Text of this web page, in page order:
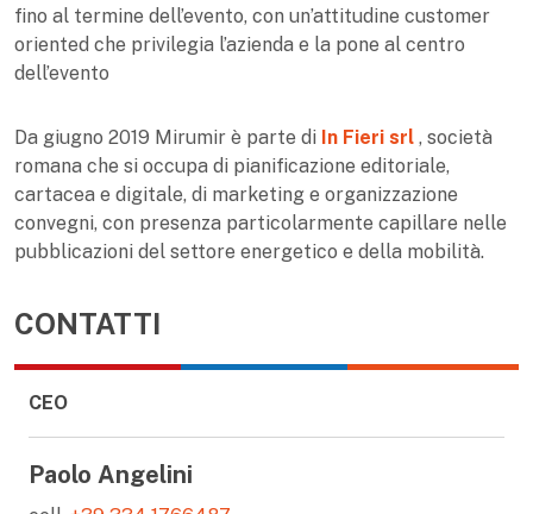
fino al termine dell’evento, con un’attitudine customer
oriented che privilegia l’azienda e la pone al centro
dell’evento
Da giugno 2019 Mirumir è parte di In Fieri srl , società
romana che si occupa di pianificazione editoriale,
cartacea e digitale, di marketing e organizzazione
convegni, con presenza particolarmente capillare nelle
pubblicazioni del settore energetico e della mobilità.
CONTATTI
CEO
Paolo Angelini